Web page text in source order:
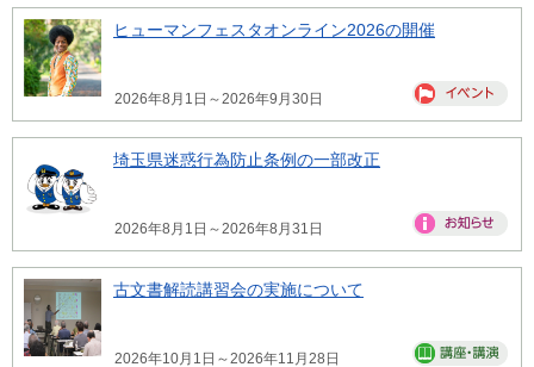
ヒューマンフェスタオンライン2026の開催
2026年8月1日～2026年9月30日
埼玉県迷惑行為防止条例の一部改正
2026年8月1日～2026年8月31日
古文書解読講習会の実施について
2026年10月1日～2026年11月28日